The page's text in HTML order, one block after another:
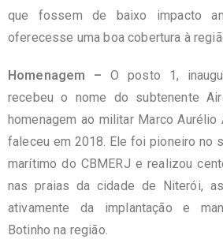
que fossem de baixo impacto
oferecesse uma boa cobertura à
Homenagem – O posto 1,
recebeu o nome do subtenente
homenagem ao militar Marco
faleceu em 2018. Ele foi pioneiro no
marítimo do CBMERJ e realizou
nas praias da cidade de Niterói,
ativamente da implantação e
Botinho na região.